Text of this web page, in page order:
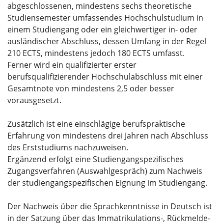
abgeschlossenen, mindestens sechs theoretische
Studiensemester umfassendes Hochschulstudium in
einem Studiengang oder ein gleichwertiger in- oder
ausländischer Abschluss, dessen Umfang in der Regel
210 ECTS, mindestens jedoch 180 ECTS umfasst.
Ferner wird ein qualifizierter erster
berufsqualifizierender Hochschulabschluss mit einer
Gesamtnote von mindestens 2,5 oder besser
vorausgesetzt.
Zusätzlich ist eine einschlägige berufspraktische
Erfahrung von mindestens drei Jahren nach Abschluss
des Erststudiums nachzuweisen.
Ergänzend erfolgt eine Studiengangspezifisches
Zugangsverfahren (Auswahlgespräch) zum Nachweis
der studiengangspezifischen Eignung im Studiengang.
Der Nachweis über die Sprachkenntnisse in Deutsch ist
in der Satzung über das Immatrikulations-, Rückmelde-